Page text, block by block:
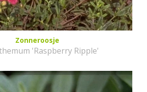
Zonneroosje
'Raspberry Ripple'